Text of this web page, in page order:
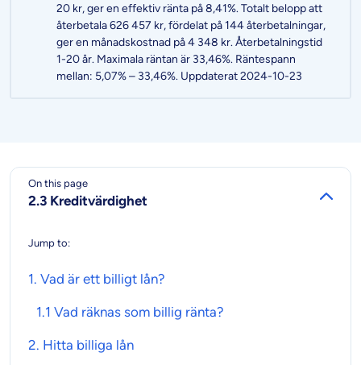
20 kr, ger en effektiv ränta på 8,41%. Totalt belopp att
återbetala 626 457 kr, fördelat på 144 återbetalningar,
ger en månadskostnad på 4 348 kr. Återbetalningstid
1-20 år. Maximala räntan är 33,46%. Räntespann
mellan: 5,07% – 33,46%. Uppdaterat 2024-10-23
On this page
2.3 Kreditvärdighet
Jump to:
1. Vad är ett billigt lån?
1.1 Vad räknas som billig ränta?
2. Hitta billiga lån